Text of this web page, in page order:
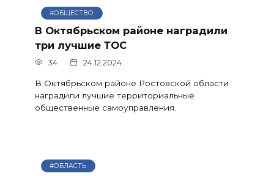
#ОБЩЕСТВО
В Октябрьском районе наградили
три лучшие ТОС
34 24.12.2024
В Октябрьском районе Ростовской области
наградили лучшие территориальные
общественные самоуправления.
#ОБЛАСТЬ